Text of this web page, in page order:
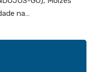
na…